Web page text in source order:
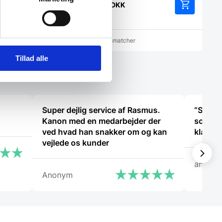
Tillad alle
DKK.
DKK
Vi prismatcher
Super dejlig service af Rasmus.
Kanon med en medarbejder der
ved hvad han snakker om og kan
vejlede os kunder
Anonym
som vi
klart